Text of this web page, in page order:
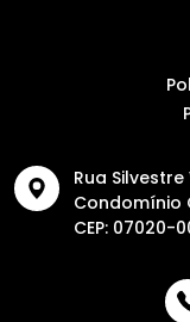
Rua
Condomínio
CEP: 07020-